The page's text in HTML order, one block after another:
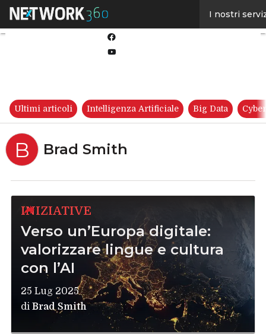
I nostri
Ultimi articoli Intelligenza Artificiale Big Data
B Brad Smith
INIZIATIVE
Verso un’Europa digitale:
valorizzare lingue e cultura
con l’AI
25 Lug 2025
diBrad Smith